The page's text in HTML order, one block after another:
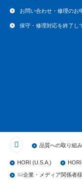
お問い合わせ・修理のお
保守・修理対応を終了し
品質への取り組み
HORI (U.S.A.)
企業・メディア関係者